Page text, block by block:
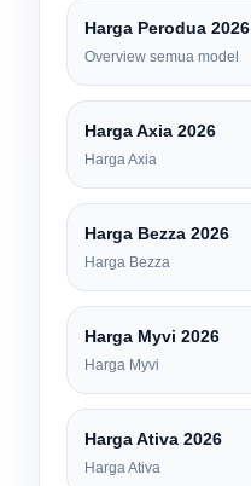
Harga Perodua 2026
Overview semua model
Harga Axia 2026
Harga Axia
Harga Bezza 2026
Harga Bezza
Harga Myvi 2026
Harga Myvi
Harga Ativa 2026
Harga Ativa